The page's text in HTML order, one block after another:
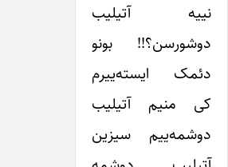
نییه آتیلیب
دوشورسن؟!! بونو
دئمک ایسته‌ییرم
کی منیم آتیلیب
دوشمه‌ییم سیزین